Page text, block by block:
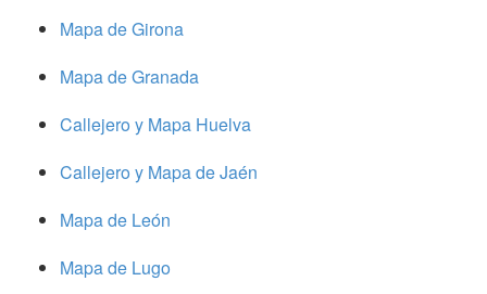
Mapa de Girona
Mapa de Granada
Callejero y Mapa Huelva
Callejero y Mapa de Jaén
Mapa de León
Mapa de Lugo